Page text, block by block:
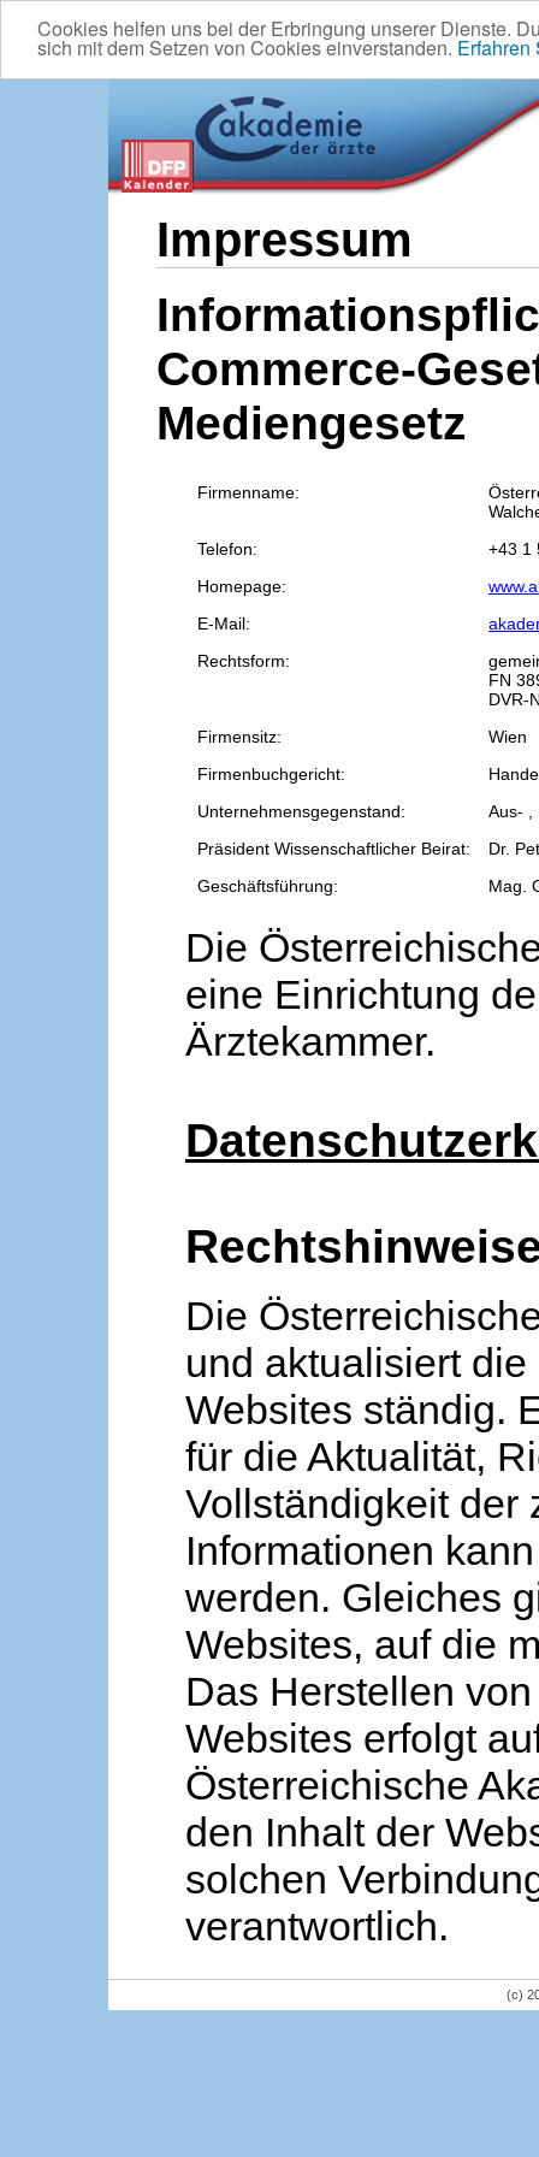
Cookies helfen uns bei der Erbringung unserer Dienste.
sich mit dem Setzen von Cookies einverstanden. Erfahren
Impressum
Commerce-
Mediengesetz
Firmenname:
Telefon:
+43 1
Homepage:
E-Mail:
Rechtsform:
FN
DVR-
Firmensitz:
Wien
Firmenbuchgericht:
Unternehmensgegenstand:
Aus- ,
Präsident Wissenschaftlicher Beirat:
Dr.
Geschäftsführung:
Mag.
Die
eine Einrichtung
Ärztekammer.
Die
und aktualisiert
Websites ständig.
für die Aktualität,
Vollständigkeit der
Informationen
werden. Gleiches
Websites, auf die
Das Herstellen
Websites erfolgt
Österreichische
den Inhalt der
solchen
verantwortlich.
(c)